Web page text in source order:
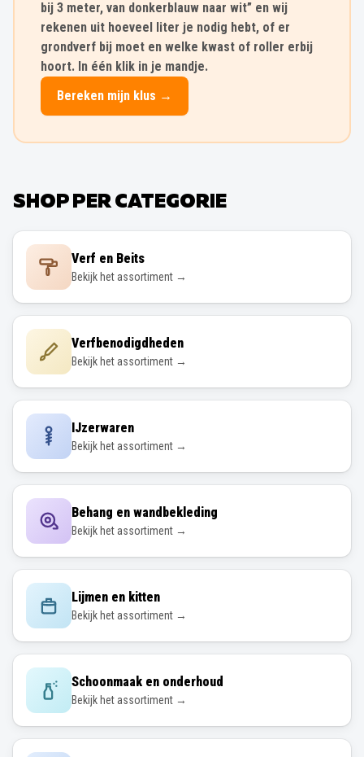
bij 3 meter, van donkerblauw naar wit” en wij
rekenen uit hoeveel liter je nodig hebt, of er
grondverf bij moet en welke kwast of roller erbij
hoort. In één klik in je mandje.
Bereken mijn klus →
SHOP PER CATEGORIE
Verf en Beits
Bekijk het assortiment →
Verfbenodigdheden
Bekijk het assortiment →
IJzerwaren
Bekijk het assortiment →
Behang en wandbekleding
Bekijk het assortiment →
Lijmen en kitten
Bekijk het assortiment →
Schoonmaak en onderhoud
Bekijk het assortiment →